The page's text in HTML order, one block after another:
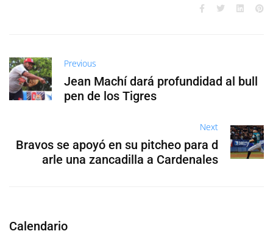
Previous
Jean Machí dará profundidad al bull
pen de los Tigres
Next
Bravos se apoyó en su pitcheo para d
arle una zancadilla a Cardenales
Calendario